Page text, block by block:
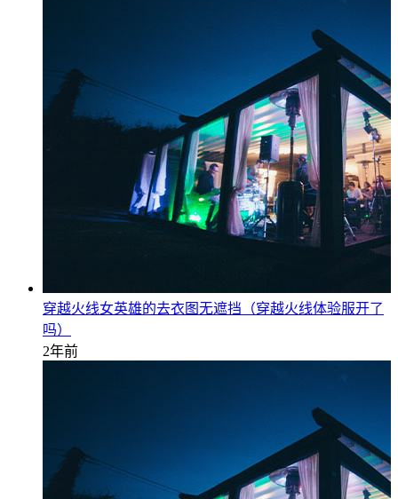
穿越火线女英雄的去衣图无遮挡（穿越火线体验服开了
吗）
2年前